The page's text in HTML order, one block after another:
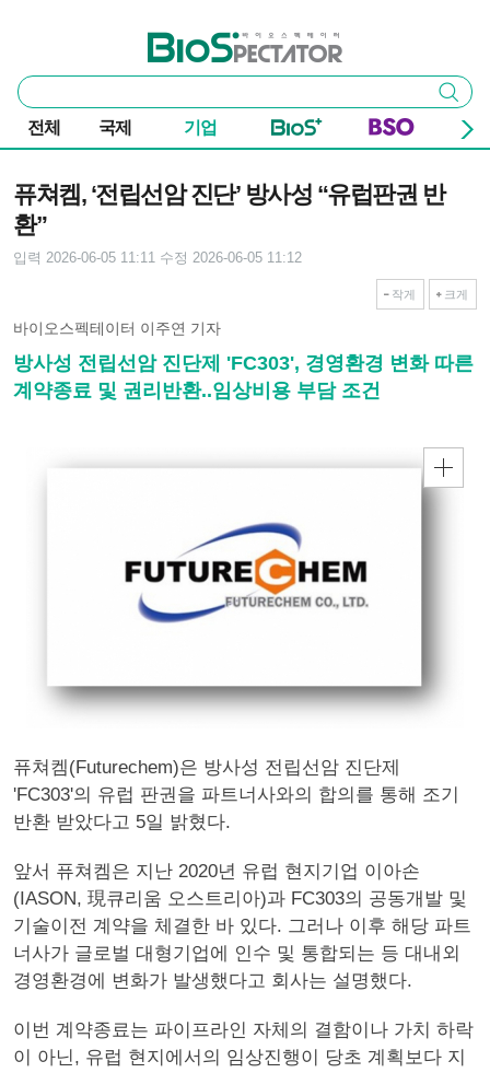
바이오스펙테이터
통
합
검
색
검색
전체 국제 기업
퓨쳐켐, ‘전립선암 진단’ 방사성 “유럽판권 반
환”
입력 2026-06-05 11:11 수정 2026-06-05 11:12
작게 크게
바이오스펙테이터 이주연 기자
방사성 전립선암 진단제 'FC303', 경영환경 변화 따른
계약종료 및 권리반환..임상비용 부담 조건
퓨쳐켐(Futurechem)은 방사성 전립선암 진단제
'FC303'의 유럽 판권을 파트너사와의 합의를 통해 조기
반환 받았다고 5일 밝혔다.
앞서 퓨쳐켐은 지난 2020년 유럽 현지기업 이아손
(IASON, 現큐리움 오스트리아)과 FC303의 공동개발 및
기술이전 계약을 체결한 바 있다. 그러나 이후 해당 파트
너사가 글로벌 대형기업에 인수 및 통합되는 등 대내외
경영환경에 변화가 발생했다고 회사는 설명했다.
이번 계약종료는 파이프라인 자체의 결함이나 가치 하락
이 아닌, 유럽 현지에서의 임상진행이 당초 계획보다 지